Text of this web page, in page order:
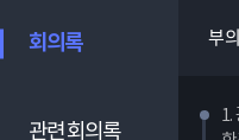
회의록 부
1.
관련 회의록